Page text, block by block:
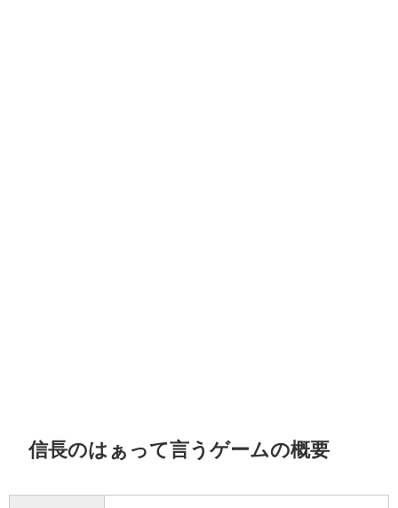
信長のはぁって言うゲームの概要